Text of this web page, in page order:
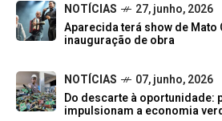
NOTÍCIAS
27, junho, 2026
Aparecida terá show de
inauguração de obra
NOTÍCIAS
07, junho, 2026
Do descarte à oportunidade:
impulsionam a economia